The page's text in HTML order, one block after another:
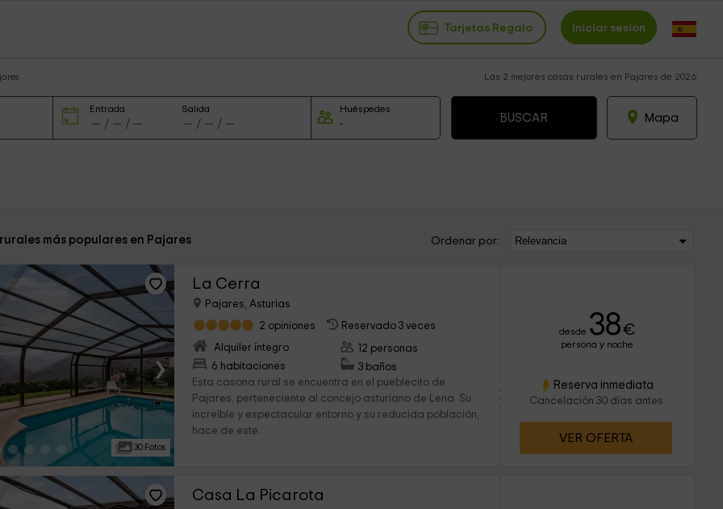
Tarjetas Regalo Iniciar sesión
Las 2 mejores casas rurales en Pajares de 2026
Entrada Salida Huéspedes
Mapa
más populares en Pajares Ordenar por:
›
30 Fotos
La Cerra
Pajares, Asturias
2 opiniones
Reservado 3 veces
Alquiler íntegro
6 habitaciones
12 personas
3 baños
Esta casona rural se encuentra en el pueblecito de
Pajares, perteneciente al concejo asturiano de Lena. Su
increíble y espectacular entorno y su reducida población,
hace de este...
desde 38€
persona y noche
Reserva inmediata
Cancelación 30 días antes
VER OFERTA
Casa La Picarota